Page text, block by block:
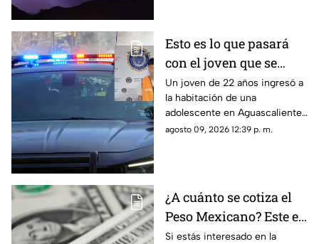
Esto es lo que pasará
con el joven que se
metió a la habitación
de una adolescente
para tocarla en
Aguascalientes
Un joven de 22 años ingresó a
la habitación de una
adolescente en Aguascalientes
para realizarle tocamientos; te
agosto 09, 2026 12:39 p. m.
¿A cuánto se cotiza el
Peso Mexicano? Este es
el precio del dólar en
Si estás interesado en la